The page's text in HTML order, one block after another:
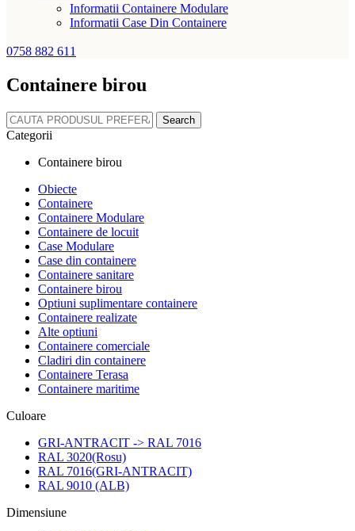
Informatii Containere Modulare
Informatii Case Din Containere
0758 882 611
Containere birou
Search
Categorii
Containere birou
Obiecte
Containere
Containere Modulare
Containere de locuit
Case Modulare
Case din containere
Containere sanitare
Containere birou
Optiuni suplimentare containere
Containere realizate
Alte optiuni
Containere comerciale
Cladiri din containere
Containere Terasa
Containere maritime
Culoare
GRI-ANTRACIT -> RAL 7016
RAL 3020(Rosu)
RAL 7016(GRI-ANTRACIT)
RAL 9010 (ALB)
Dimensiune